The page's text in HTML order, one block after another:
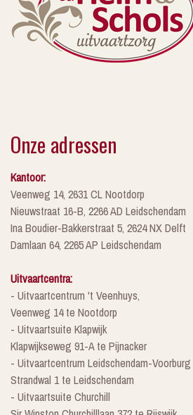
Onze adressen
Kantoor:
Veenweg 14, 2631 CL Nootdorp
Nieuwstraat 16-B, 2266 AD Leidschendam
Ina Boudier-Bakkerstraat 5, 2624 NX Delft
Damlaan 64, 2265 AP Leidschendam
Uitvaartcentra:
- Uitvaartcentrum 't Veenhuys,
Veenweg 14 te Nootdorp
- Uitvaartsuite Klapwijk
Klapwijkseweg 91-A te Pijnacker
- Uitvaartcentrum Leidschendam-Voorburg
Strandwal 1 te Leidschendam
- Uitvaartsuite Churchill